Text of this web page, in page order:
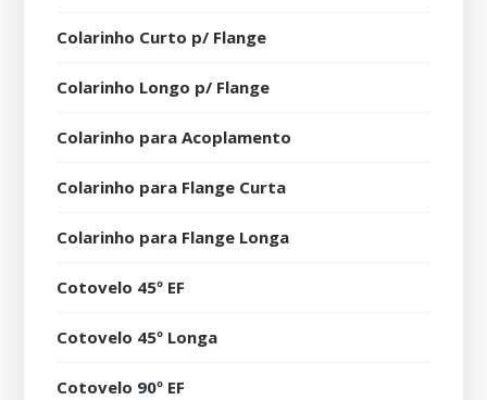
Colarinho Curto p/ Flange
Colarinho Longo p/ Flange
Colarinho para Acoplamento
Colarinho para Flange Curta
Colarinho para Flange Longa
Cotovelo 45º EF
Cotovelo 45º Longa
Cotovelo 90º EF